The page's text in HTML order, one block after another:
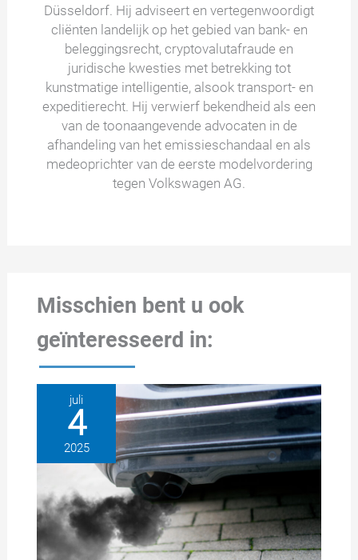
Düsseldorf. Hij adviseert en vertegenwoordigt
cliënten landelijk op het gebied van bank- en
beleggingsrecht, cryptovalutafraude en
juridische kwesties met betrekking tot
kunstmatige intelligentie, alsook transport- en
expeditierecht. Hij verwierf bekendheid als een
van de toonaangevende advocaten in de
afhandeling van het emissieschandaal en als
medeoprichter van de eerste modelvordering
tegen Volkswagen AG.
Misschien bent u ook
geïnteresseerd in:
juli
4
2025